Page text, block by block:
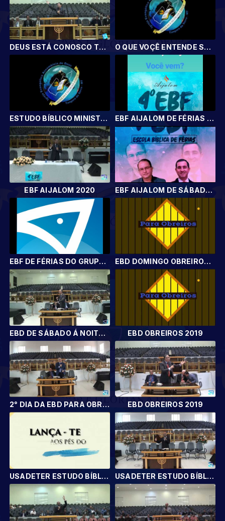
DEUS ESTÁ CONOSCO TODOS OS DIAS ATÉ A CONSUMAÇÃO DOS SÉCULOS. O QUE VOÇÊ ENTENDE SOBRE CULTO?
ESTUDO BÍBLICO MINISTRADO PELO PR. KLAUBER MAIA DE NATAL - RN EBF AIJALOM DE FÉRIAS DIA 23/01/2020
EBF AIJALOM 2020 EBF AIJALOM DE SÁBADO Á TARDE
EBF DE FÉRIAS DO GRUPO DE JOVENS AIJALOM. EBD DOMINGO OBREIROS 20191
EBD DE SÁBADO Á NOITE PARA OBREIROS 2019 EBD OBREIROS 2019
2° DIA DA EBD PARA OBREIROS 2019 EBD OBREIROS 2019
USADETER ESTUDO BÍBLICO 20191 USADETER ESTUDO BÍBLICO 2019